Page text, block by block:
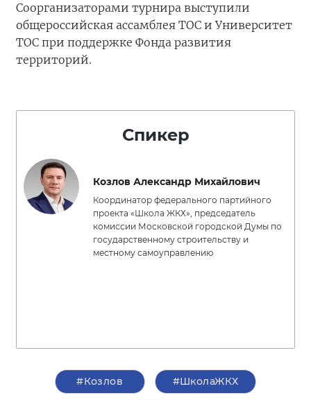
Соорганизаторами турнира выступили
общероссийская ассамблея ТОС и Университет
ТОС при поддержке Фонда развития
территорий.
Спикер
Козлов Александр Михайлович
Координатор федерального партийного
проекта «Школа ЖКХ», председатель
комиссии Московской городской Думы по
государственному строительству и
местному самоуправлению
#Козлов #ШколаЖКХ